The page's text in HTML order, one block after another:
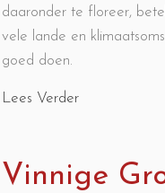
daaronder te floreer,
vele lande en
goed doen.
Lees Verder
Vinnige